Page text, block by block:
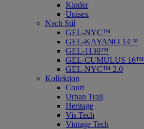
Kinder
Unisex
Nach Stil
GEL-NYC™
GEL-KAYANO 14™
GEL-1130™
GEL-CUMULUS 16™
GEL-NYC™ 2.0
Kollektion
Court
Urban Trail
Heritage
Vis Tech
Vintage Tech